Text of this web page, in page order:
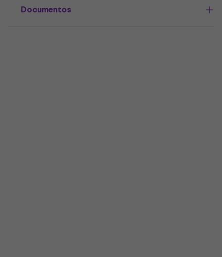
Documentos